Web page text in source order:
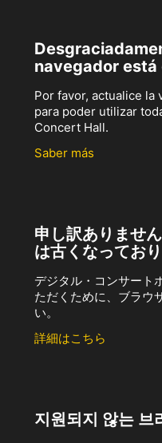
navegador
Por favor, actualice la
para poder utilizar
Concert Hall.
Saber más
申し訳ありませ
は古くなってお
デジタル・コンサート
ただくために、ブラウ
い。
詳細はこちら
지원되지 않는 브